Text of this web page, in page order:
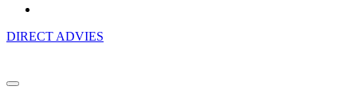
DIRECT ADVIES